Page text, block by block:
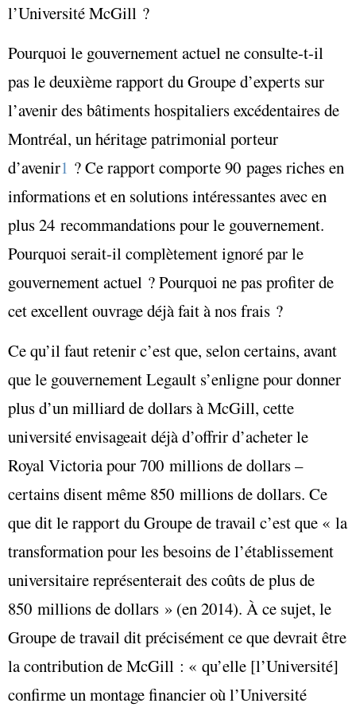
l’Université McGill ?
Pourquoi le gouvernement actuel ne consulte-t-il
pas le deuxième rapport du Groupe d’experts sur
l’avenir des bâtiments hospitaliers excédentaires de
Montréal, un héritage patrimonial porteur
d’avenir1 ? Ce rapport comporte 90 pages riches en
informations et en solutions intéressantes avec en
plus 24 recommandations pour le gouvernement.
Pourquoi serait-il complètement ignoré par le
gouvernement actuel ? Pourquoi ne pas profiter de
cet excellent ouvrage déjà fait à nos frais ?
Ce qu’il faut retenir c’est que, selon certains, avant
que le gouvernement Legault s’enligne pour donner
plus d’un milliard de dollars à McGill, cette
université envisageait déjà d’offrir d’acheter le
Royal Victoria pour 700 millions de dollars –
certains disent même 850 millions de dollars. Ce
que dit le rapport du Groupe de travail c’est que « la
transformation pour les besoins de l’établissement
universitaire représenterait des coûts de plus de
850 millions de dollars » (en 2014). À ce sujet, le
Groupe de travail dit précisément ce que devrait être
la contribution de McGill : « qu’elle [l’Université]
confirme un montage financier où l’Université